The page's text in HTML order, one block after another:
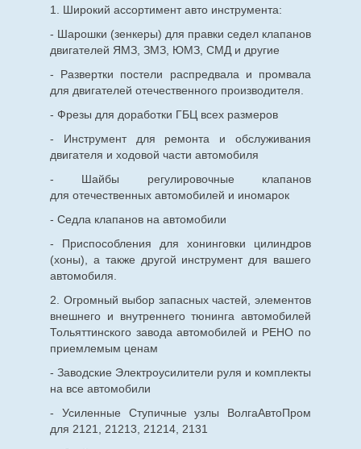
1. Широкий ассортимент авто инструмента:
- Шарошки (зенкеры) для правки седел клапанов
двигателей ЯМЗ, ЗМЗ, ЮМЗ, СМД и другие
- Развертки постели распредвала и промвала
для двигателей отечественного производителя.
- Фрезы для доработки ГБЦ всех размеров
- Инструмент для ремонта и обслуживания
двигателя и ходовой части автомобиля
- Шайбы регулировочные клапанов
для отечественныхавтомобилей и иномарок
- Седла клапанов на автомобили
- Приспособления для хонинговки цилиндров
(хоны), а также другой инструмент для вашего
автомобиля.
2. Огромный выбор запасных частей, элементов
внешнего и внутреннего тюнинга автомобилей
Тольяттинского завода автомобилей и РЕНО по
приемлемым ценам
- Заводские Электроусилители руля и комплекты
на все автомобили
- Усиленные Ступичные узлы ВолгаАвтоПром
для 2121, 21213, 21214, 2131